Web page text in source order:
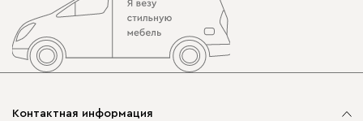
Контактная информация